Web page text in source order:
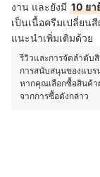
งาน และยังมี 10 ยา
เป็นเนื้อครีมเปลี่ยน
แนะนำเพิ่มเติมด้วย
รีวิวและการจัดลำดับ
การสนับสนุนของแบร
หากคุณเลือกซื้อสินค้า
จากการซื้อดังกล่าว